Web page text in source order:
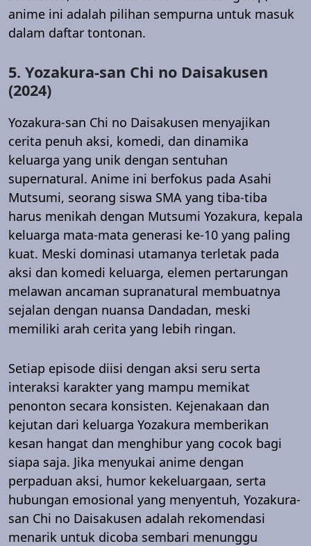
anime ini adalah pilihan sempurna untuk masuk
dalam daftar tontonan.
5. Yozakura-san Chi no Daisakusen
(2024)
Yozakura-san Chi no Daisakusen menyajikan
cerita penuh aksi, komedi, dan dinamika
keluarga yang unik dengan sentuhan
supernatural. Anime ini berfokus pada Asahi
Mutsumi, seorang siswa SMA yang tiba-tiba
harus menikah dengan Mutsumi Yozakura, kepala
keluarga mata-mata generasi ke-10 yang paling
kuat. Meski dominasi utamanya terletak pada
aksi dan komedi keluarga, elemen pertarungan
melawan ancaman supranatural membuatnya
sejalan dengan nuansa Dandadan, meski
memiliki arah cerita yang lebih ringan.
Setiap episode diisi dengan aksi seru serta
interaksi karakter yang mampu memikat
penonton secara konsisten. Kejenakaan dan
kejutan dari keluarga Yozakura memberikan
kesan hangat dan menghibur yang cocok bagi
siapa saja. Jika menyukai anime dengan
perpaduan aksi, humor kekeluargaan, serta
hubungan emosional yang menyentuh, Yozakura-
san Chi no Daisakusen adalah rekomendasi
menarik untuk dicoba sembari menunggu